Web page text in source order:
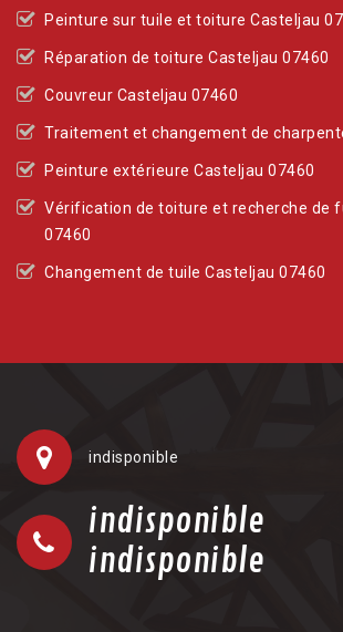
Peinture sur tuile et toiture Casteljau
Réparation de toiture Casteljau 07460
Couvreur Casteljau 07460
Traitement et changement de
Peinture extérieure Casteljau 07460
Vérification de toiture et recherche de
07460
Changement de tuile Casteljau 07460
indisponible
indisponible
indisponible